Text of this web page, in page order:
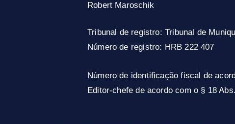
Robert Maroschik
Tribunal de registro: Tribunal de
Número de registro: HRB 222 407
Número de identificação fiscal de
Editor-chefe de acordo com o § 18